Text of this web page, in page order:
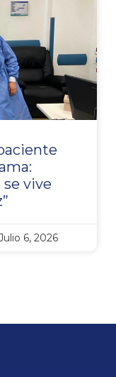
se vive
6, 2026